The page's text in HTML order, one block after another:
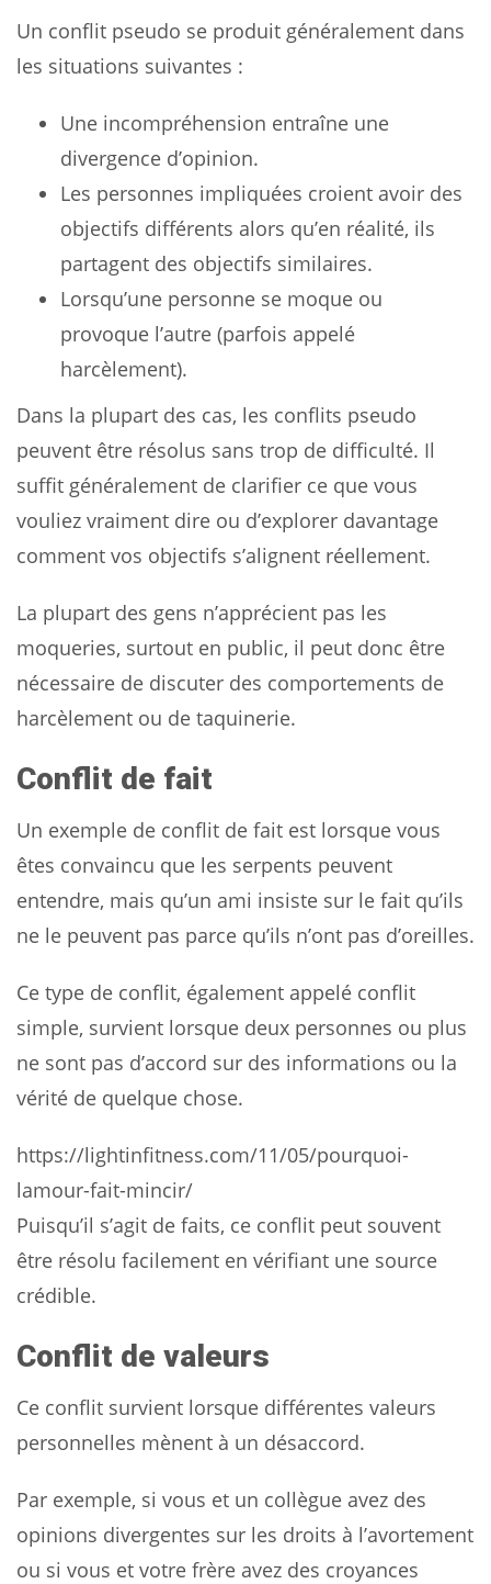
Un conflit pseudo se produit généralement dans
les situations suivantes :
Une incompréhension entraîne une
divergence d’opinion.
Les personnes impliquées croient avoir des
objectifs différents alors qu’en réalité, ils
partagent des objectifs similaires.
Lorsqu’une personne se moque ou
provoque l’autre (parfois appelé
harcèlement).
Dans la plupart des cas, les conflits pseudo
peuvent être résolus sans trop de difficulté. Il
suffit généralement de clarifier ce que vous
vouliez vraiment dire ou d’explorer davantage
comment vos objectifs s’alignent réellement.
La plupart des gens n’apprécient pas les
moqueries, surtout en public, il peut donc être
nécessaire de discuter des comportements de
harcèlement ou de taquinerie.
Conflit de fait
Un exemple de conflit de fait est lorsque vous
êtes convaincu que les serpents peuvent
entendre, mais qu’un ami insiste sur le fait qu’ils
ne le peuvent pas parce qu’ils n’ont pas d’oreilles.
Ce type de conflit, également appelé conflit
simple, survient lorsque deux personnes ou plus
ne sont pas d’accord sur des informations ou la
vérité de quelque chose.
https://lightinfitness.com/11/05/pourquoi-
lamour-fait-mincir/
Puisqu’il s’agit de faits, ce conflit peut souvent
être résolu facilement en vérifiant une source
crédible.
Conflit de valeurs
Ce conflit survient lorsque différentes valeurs
personnelles mènent à un désaccord.
Par exemple, si vous et un collègue avez des
opinions divergentes sur les droits à l’avortement
ou si vous et votre frère avez des croyances